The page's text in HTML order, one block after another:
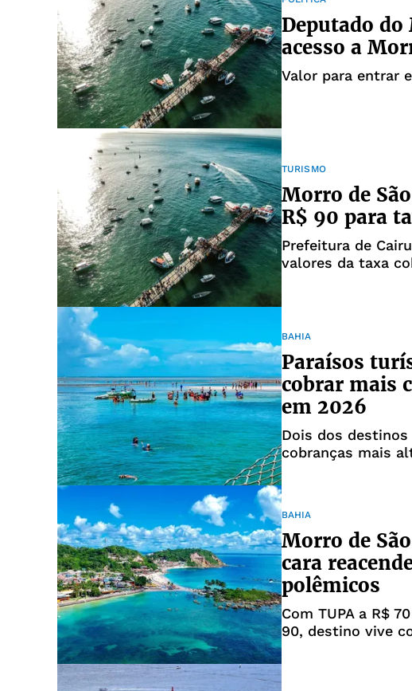
Deputado do
acesso a
Valor para entrar
TURISMO
Morro de
R$ 90 para
Prefeitura de
valores da taxa
BAHIA
Paraísos
cobrar mais
em 2026
Dois dos
cobranças mais
BAHIA
Morro de
cara
polêmicos
Com TUPA a R$
90, destino vive